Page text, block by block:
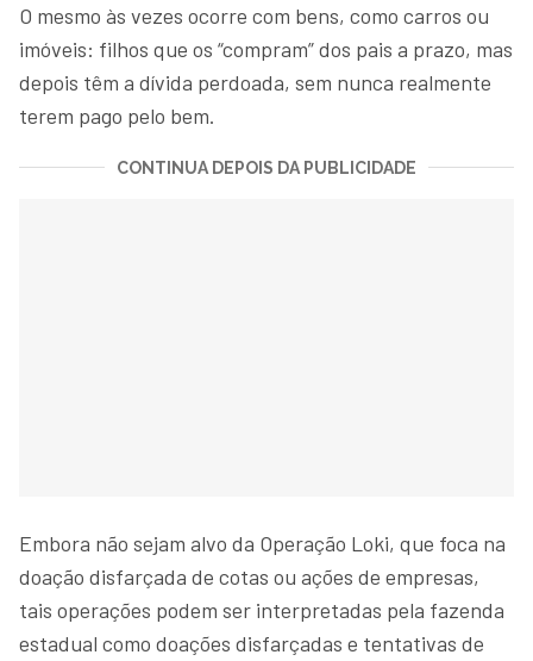
O mesmo às vezes ocorre com bens, como carros ou
imóveis: filhos que os “compram” dos pais a prazo, mas
depois têm a dívida perdoada, sem nunca realmente
terem pago pelo bem.
CONTINUA DEPOIS DA PUBLICIDADE
Embora não sejam alvo da Operação Loki, que foca na
doação disfarçada de cotas ou ações de empresas,
tais operações podem ser interpretadas pela fazenda
estadual como doações disfarçadas e tentativas de